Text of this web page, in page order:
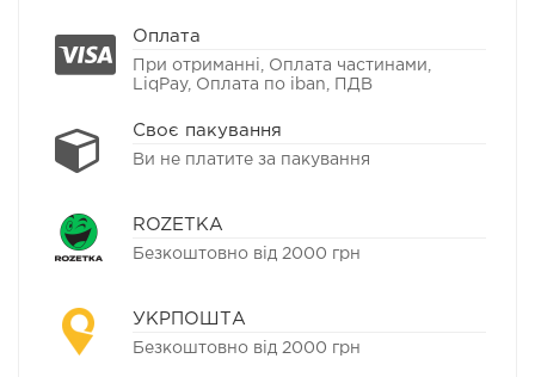
Оплата
При отриманні, Оплата частинами,
LiqPay, Оплата по iban, ПДВ
Своє пакування
Ви не платите за пакування
ROZETKA
Безкоштовно від 2000 грн
УКРПОШТА
Безкоштовно від 2000 грн